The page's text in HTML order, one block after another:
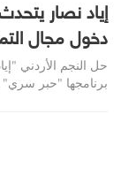
إياد نصار
دخول مجال
حل النجم الأردني
برنامجها "حبر